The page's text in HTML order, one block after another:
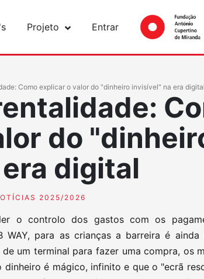
Projeto Entrar
Como explicar o valor do "dinheiro invisível" na era digital
do
digital
2025/2026
o controlo dos gastos com os
para as crianças a barreira é ainda
um terminal para fazer uma compra, os
é mágico, infinito e que o "ecrã